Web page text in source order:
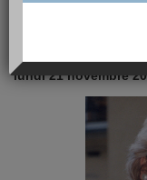
lundi 21 novembre